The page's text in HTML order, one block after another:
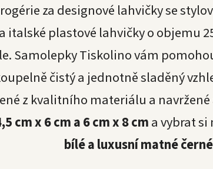
za designové lahvičky se
plastové lahvičky o objemu
Samolepky Tiskolino vám
čistý a jednotně sladěný
z kvalitního materiálu a navržené
cm x 6 cm a 6 cm x 8 cma vybrat si
bílé a luxusní matné